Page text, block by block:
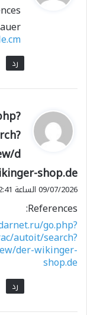
ل
رد
ي
ق
و
ل
d
shop.de
09/07/2026 الساعة 22:41
References:
go.php?
autoit/search?
der-wikinger-
shop.de
رد